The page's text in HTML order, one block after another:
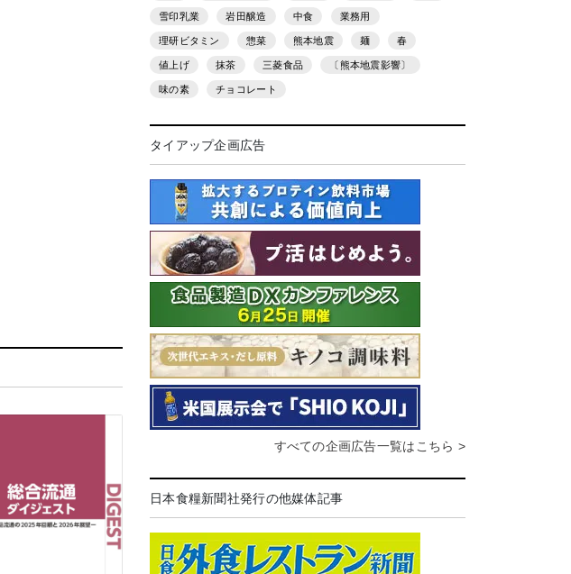
雪印乳業 岩田醸造 中食 業務用
理研ビタミン 惣菜 熊本地震 麺 春
値上げ 抹茶 三菱食品 〔熊本地震影響〕
味の素 チョコレート
タイアップ企画広告
すべての企画広告一覧はこちら >
日本食糧新聞社発行の他媒体記事